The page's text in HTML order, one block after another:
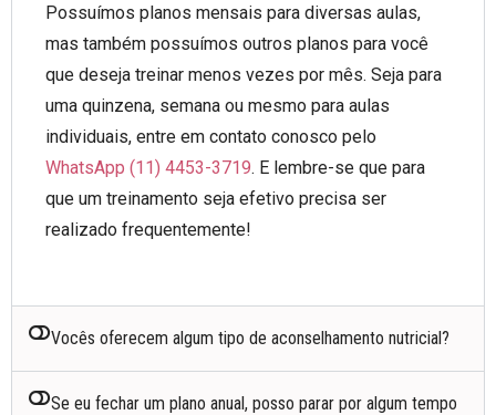
Possuímos planos mensais para diversas aulas,
mas também possuímos outros planos para você
que deseja treinar menos vezes por mês. Seja para
uma quinzena, semana ou mesmo para aulas
individuais, entre em contato conosco pelo
WhatsApp (11) 4453-3719. E lembre-se que para
que um treinamento seja efetivo precisa ser
realizado frequentemente!
Vocês oferecem algum tipo de aconselhamento nutricial?
Se eu fechar um plano anual, posso parar por algum tempo